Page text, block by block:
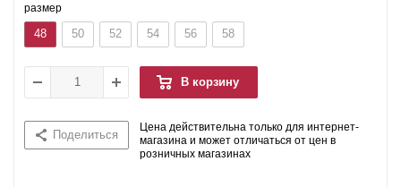
размер
48 50 52 54 56 58
В корзину
Поделиться
Цена действительна только для интернет-
магазина и может отличаться от цен в
розничных магазинах